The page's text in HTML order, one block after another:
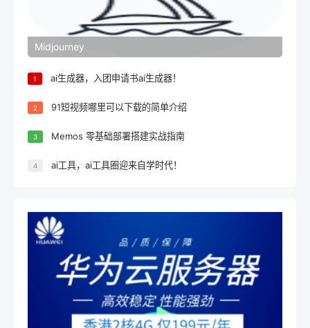
Midjourney
1 ai生成器，入团申请书ai生成器！
2 91短视频哪里可以下载的简单介绍
3 Memos 零基础部署搭建实战指南
4 ai工具，ai工具圈迎来自学时代！